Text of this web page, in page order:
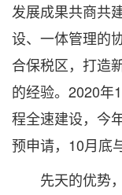
发展成果共商共
设、一体管理的
合保税区，打造
的经验。2020年
程全速建设，今
预申请，10月底
先天的优势，